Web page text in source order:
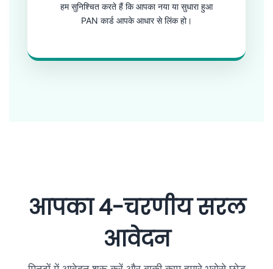
हम सुनिश्चित करते हैं कि आपका नया या सुधारा हुआ
PAN कार्ड आपके आधार से लिंक हो।
आपका 4-चरणीय सरल
आवेदन